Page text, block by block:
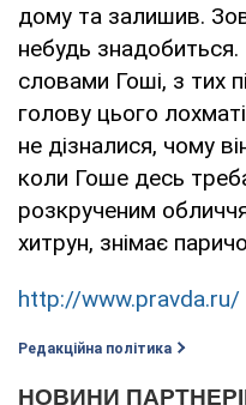
дому та залишив.
небудь знадобиться.
словами Гоші, з тих
голову цього
не дізналися, чому
коли Гоше десь
розкрученим
хитрун, знімає
http://www.pravda.ru/
Редакційна політика